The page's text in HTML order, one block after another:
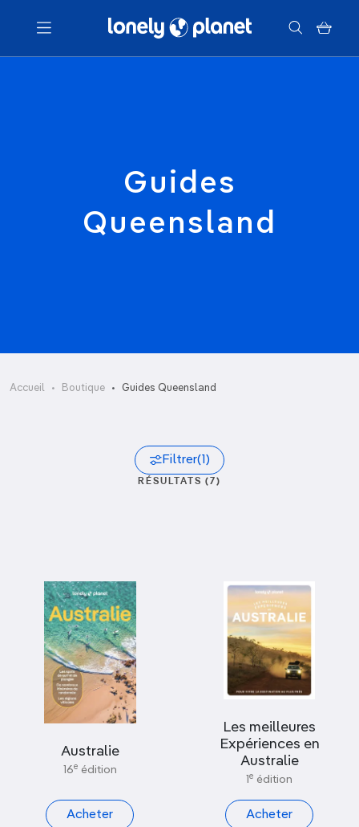
Menu
Guides
Queensland
Accueil Boutique Guides Queensland
Filtrer(1)
RÉSULTATS (7)
Afficher uniquement les nouveautés
Trier
Australie
16e édition
Acheter
Les meilleures
Expériences en
Australie
e édition
Acheter